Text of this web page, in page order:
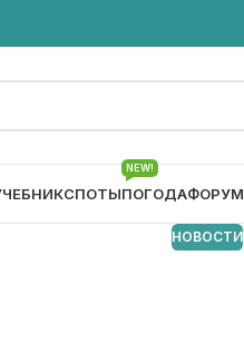
СПОТЫПОГОДА
NEW!
ФОРУМ
НОВОСТИ